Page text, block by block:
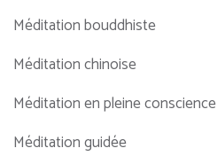
Méditation bouddhiste
Méditation chinoise
Méditation en pleine conscience
Méditation guidée